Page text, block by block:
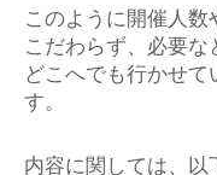
このように開催人数
こだわらず、必要な
どこへでも行かせて
す。
内容に関しては、以